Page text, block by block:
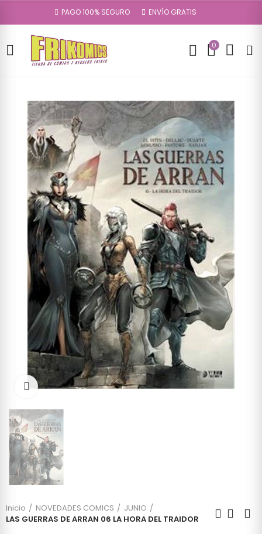
PAGO 100% SEGURO ENVÍO GRATIS
0
Click to enlarge
Inicio NOVEDADES COMICS
JUNIO
LAS GUERRAS DE ARRAN 06 LA HORA DEL TRAIDOR